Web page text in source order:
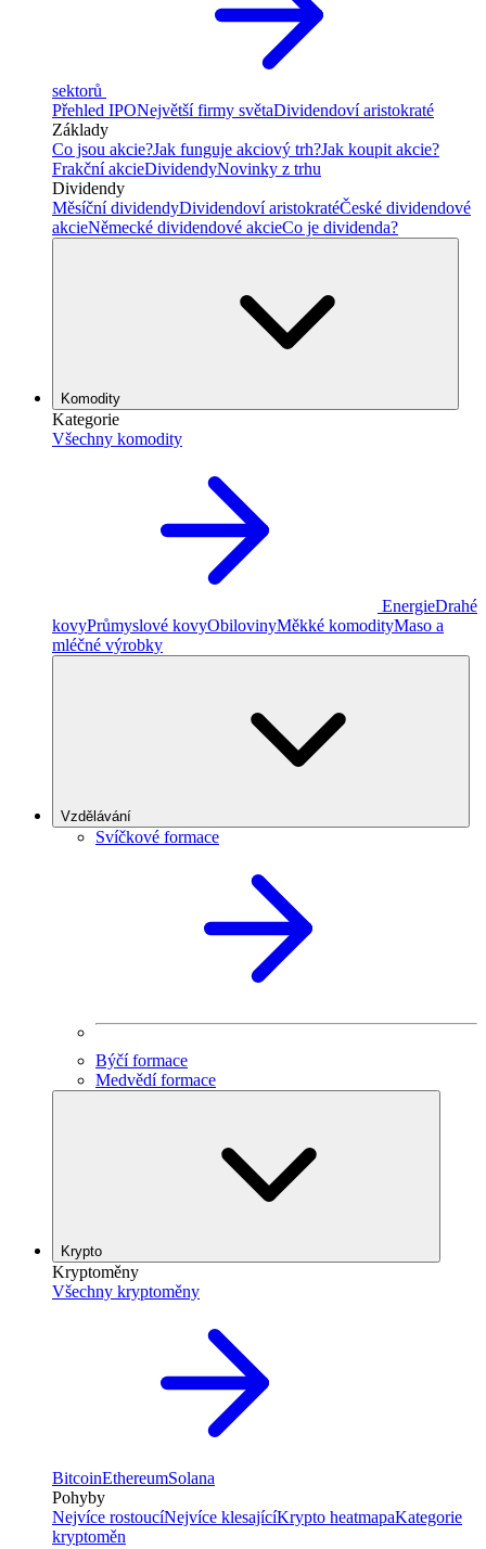
sektorů
Přehled IPONejvětší firmy světaDividendoví aristokraté
Základy
Co jsou akcie?Jak funguje akciový trh?Jak koupit akcie?
Frakční akcieDividendyNovinky z trhu
Dividendy
Měsíční dividendyDividendoví aristokratéČeské dividendové
akcieNěmecké dividendové akcieCo je dividenda?
Komodity
Kategorie
Všechny komodity
EnergieDrahé
kovyPrůmyslové kovyObilovinyMěkké komodityMaso a
mléčné výrobky
Vzdělávání
Svíčkové formace
Býčí formace
Medvědí formace
Krypto
Kryptoměny
Všechny kryptoměny
BitcoinEthereumSolana
Pohyby
Nejvíce rostoucíNejvíce klesajícíKrypto heatmapaKategorie
kryptoměn